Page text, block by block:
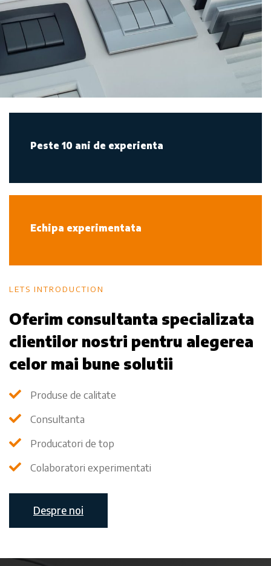
Peste 10 ani de experienta
Echipa experimentata
LETS INTRODUCTION
Oferim consultanta specializata
clientilor nostri pentru alegerea
celor mai bune solutii
Produse de calitate
Consultanta
Producatori de top
Colaboratori experimentati
Despre noi